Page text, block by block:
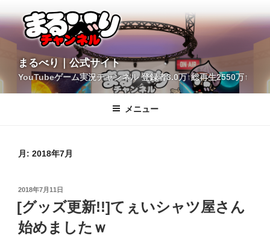
ン
テ
へ
ス
まるべり｜公式サイト
YouTubeゲーム実況チャンネル 登録者3.0万↑総再生2550万↑
メニュー
月: 2018年7月
投
日:
2018年7月11日
[グッズ更新!!]てぇいシャツ屋さん
始めましたｗ